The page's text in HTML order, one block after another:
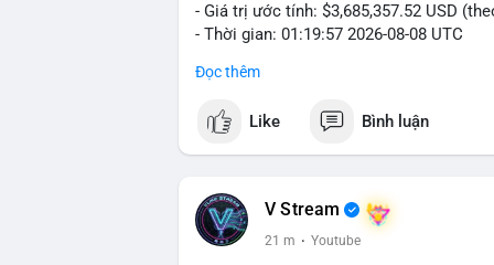
- Giá trị ước tính: $3,685,357.52 USD
- Thời gian: 01:19:57 2026-08-08 UTC
Nhận định phân tích:
thấy dấu hiệu của một tổ chức hoặc
hiện tại, hành vi này có thể là bước
tín hiệu nắm giữ dài hạn, phản ánh kỳ
ra khi nhà đầu tư nhỏ lẻ theo dõi động
Đọc thêm
Like Bình luận
V Stream
21 m · Youtube